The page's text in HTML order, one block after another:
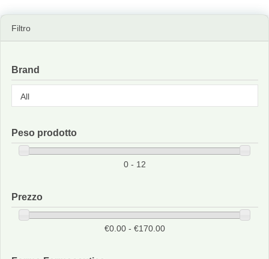
Filtro
Brand
Peso prodotto
0 - 12
Prezzo
€0.00 - €170.00